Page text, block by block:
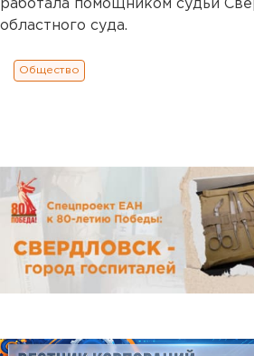
работала помощником судьи
областного суда.
Общество